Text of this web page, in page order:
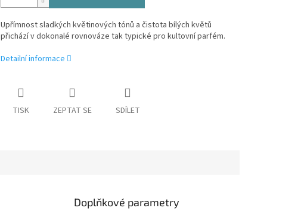
Upřímnost sladkých květinových tónů a čistota bílých květů
přichází v dokonalé rovnováze tak typické pro kultovní parfém.
Detailní informace
TISK ZEPTAT SE SDÍLET
Doplňkové parametry